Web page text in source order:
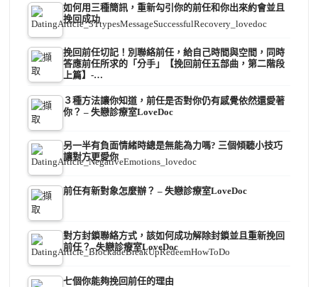
如何用三種簡訊，重新勾引你的前任和你出來約會並且
挽回成功
挽回前任切記！別聯絡前任，給自己時間與空間，同時
答應前任所求的「分手」【挽回前任五部曲，第二階段
上篇】-…
３種方法讓你知道，前任是否對你仍有感覺依然還愛著
你？ – 失戀診療室LoveDoc
另一半有負面情緒時總是無能為力嗎? 三個傾聽小技巧
讓對方更愛你
前任有新對象怎麼辦？ – 失戀診療室LoveDoc
對方封鎖聯絡方式，該如何成功解除封鎖並且重新挽回
前任？–失戀診療室LoveDoc
七個你能夠挽回前任的理由